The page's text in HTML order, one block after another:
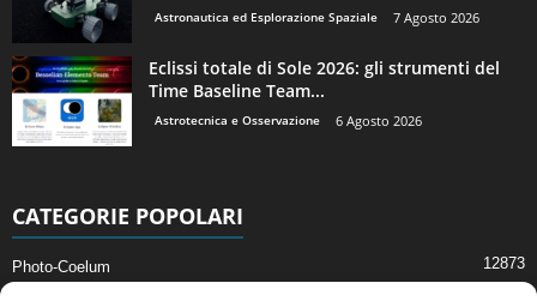
Astronautica ed Esplorazione Spaziale 7 Agosto 2026
Eclissi totale di Sole 2026: gli strumenti del
Time Baseline Team...
Astrotecnica e Osservazione 6 Agosto 2026
CATEGORIE POPOLARI
Photo-Coelum 12873